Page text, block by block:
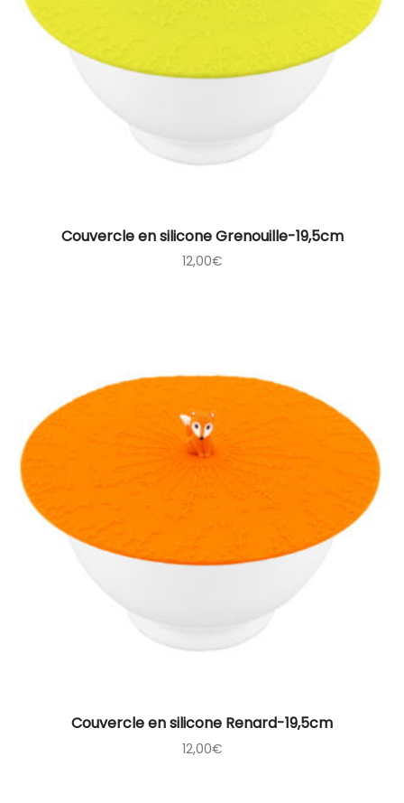
Couvercle en silicone Grenouille-19,5cm
12,00€
Couvercle en silicone Renard-19,5cm
12,00€